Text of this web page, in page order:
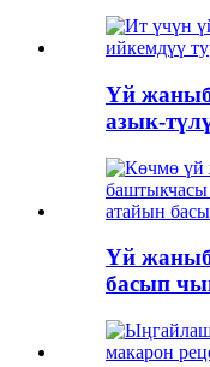
Үй
азык-
Үй
басып